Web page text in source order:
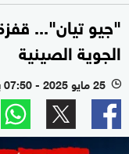
"جيو تيان"...
الجوية الصينية
l 25 مايو 2025 - 07:50 بتوقيت أبوظبي